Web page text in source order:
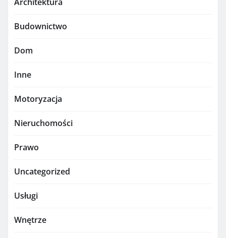
Budownictwo
Dom
Inne
Motoryzacja
Nieruchomości
Prawo
Uncategorized
Usługi
Wnętrze